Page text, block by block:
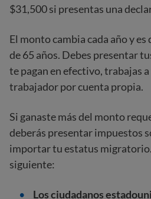
$31,500 si presentas una
El monto cambia cada año y
de 65 años. Debes presentar
te pagan en efectivo, trabajas
trabajador por cuenta propia.
Si ganaste más del monto
deberás presentar impuestos
importar tu estatus
siguiente:
Los ciudadanos